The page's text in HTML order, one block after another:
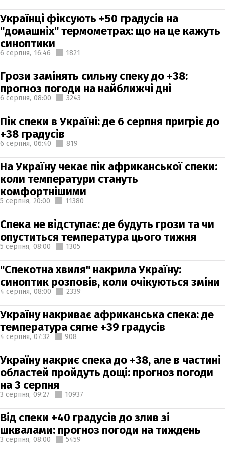
Українці фіксують +50 градусів на
"домашніх" термометрах: що на це кажуть
синоптики
6 серпня, 16:46 1821
Грози замінять сильну спеку до +38:
прогноз погоди на найближчі дні
6 серпня, 08:00 3243
Пік спеки в Україні: де 6 серпня пригріє до
+38 градусів
6 серпня, 06:40 819
На Україну чекає пік африканської спеки:
коли температури стануть
комфортнішими
5 серпня, 20:00 11380
Спека не відступає: де будуть грози та чи
опуститься температура цього тижня
5 серпня, 08:00 1305
"Спекотна хвиля" накрила Україну:
синоптик розповів, коли очікуються зміни
4 серпня, 08:00 2339
Україну накриває африканська спека: де
температура сягне +39 градусів
4 серпня, 07:32 908
Україну накриє спека до +38, але в частині
областей пройдуть дощі: прогноз погоди
на 3 серпня
3 серпня, 09:27 10937
Від спеки +40 градусів до злив зі
шквалами: прогноз погоди на тиждень
3 серпня, 08:00 5459